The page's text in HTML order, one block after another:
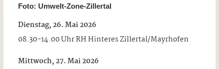
Foto: Umwelt‑Zone‑Zillertal
Dienstag, 26. Mai 2026
08.30-14.00 Uhr RH Hinteres Zillertal/Mayrhofen
Mittwoch, 27. Mai 2026